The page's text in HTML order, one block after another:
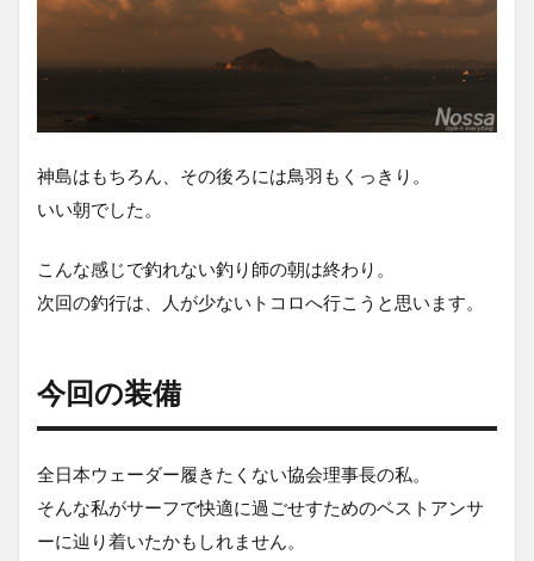
神島はもちろん、その後ろには鳥羽もくっきり。
いい朝でした。
こんな感じで釣れない釣り師の朝は終わり。
次回の釣行は、人が少ないトコロへ行こうと思います。
今回の装備
全日本ウェーダー履きたくない協会理事長の私。
そんな私がサーフで快適に過ごせすためのベストアンサ
ーに辿り着いたかもしれません。